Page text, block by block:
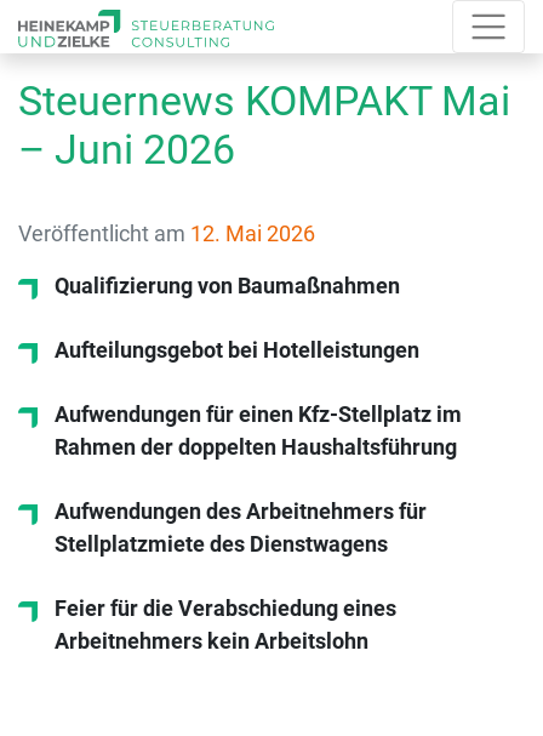
Steuernews KOMPAKT Mai
– Juni 2026
Veröffentlicht am 12. Mai 2026
Qualifizierung von Baumaßnahmen
Aufteilungsgebot bei Hotelleistungen
Aufwendungen für einen Kfz-Stellplatz im
Rahmen der doppelten Haushaltsführung
Aufwendungen des Arbeitnehmers für
Stellplatzmiete des Dienstwagens
Feier für die Verabschiedung eines
Arbeitnehmers kein Arbeitslohn